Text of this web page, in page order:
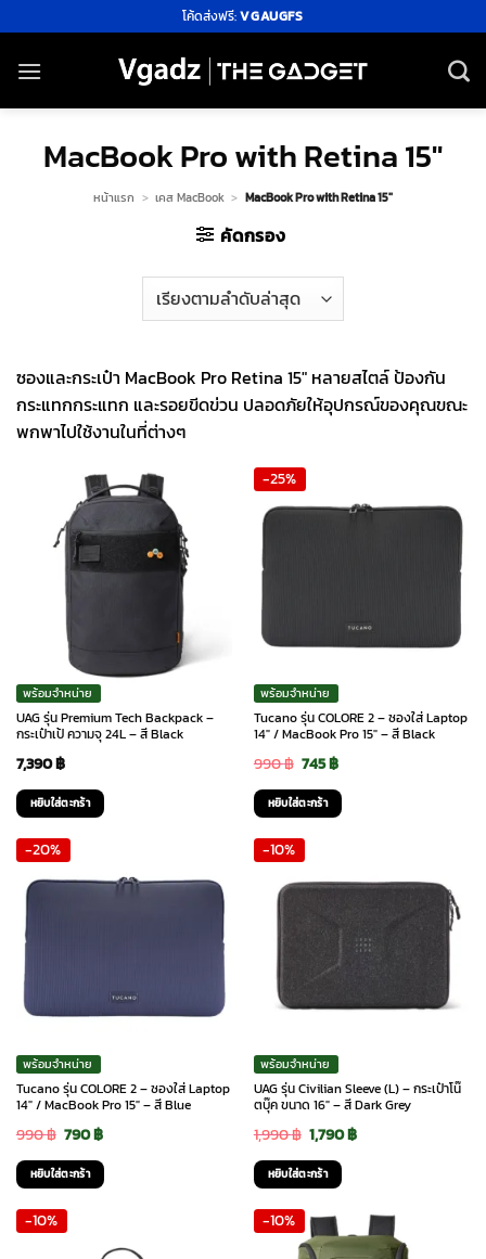
ไป
ยัง
โค้ดส่งฟรี:VGAUGFS
MacBook Pro with Retina 15"
หน้าแรก > เคส MacBook > MacBook Pro with Retina 15"
คัดกรอง
ซองและกระเป๋า MacBook Pro Retina 15″ หลายสไตล์ ป้องกัน
กระแทกกระแทก และรอยขีดข่วน ปลอดภัยให้อุปกรณ์ของคุณขณะ
พกพาไปใช้งานในที่ต่างๆ
พร้อมจำหน่าย
UAG รุ่น Premium Tech Backpack –
กระเป๋าเป้ ความจุ 24L – สี Black
7,390฿
หยิบใส่ตะกร้า
-25%
พร้อมจำหน่าย
Tucano รุ่น COLORE 2 – ซองใส่ Laptop
14″ / MacBook Pro 15″ – สี Black
990฿ Original
price
was:
990 ฿.
745฿Current
price
is:
หยิบใส่ตะกร้า
-20%
พร้อมจำหน่าย
Tucano รุ่น COLORE 2 – ซองใส่ Laptop
14″ / MacBook Pro 15″ – สี Blue
990฿ Original
price
was:
990 ฿.
790฿Current
price
is:
หยิบใส่ตะกร้า
-10%
พร้อมจำหน่าย
UAG รุ่น Civilian Sleeve (L) – กระเป๋าโน๊
ตบุ๊ค ขนาด 16″ – สี Dark Grey
1,990฿ Original
price
was:
1,990 ฿.
1,790฿Current
1,790 ฿.
หยิบใส่ตะกร้า
-10% -10%